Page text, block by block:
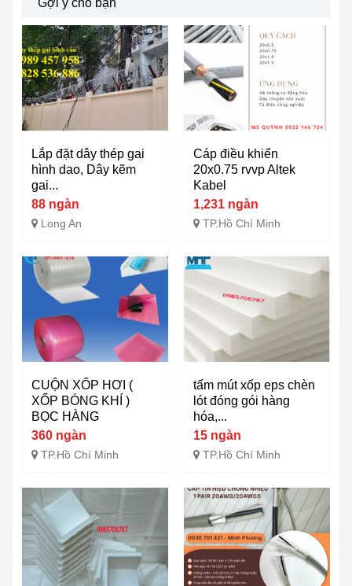
Gợi ý cho bạn
Lắp đặt dây thép gai
hình dao, Dây kẽm
gai...
88 ngàn
Long An
Cáp điều khiển
20x0.75 rvvp Altek
Kabel
1,231 ngàn
TP.Hồ Chí Minh
CUỘN XỐP HƠI (
XỐP BÓNG KHÍ )
BỌC HÀNG
360 ngàn
TP.Hồ Chí Minh
tấm mút xốp eps chèn
lót đóng gói hàng
hóa,...
15 ngàn
TP.Hồ Chí Minh